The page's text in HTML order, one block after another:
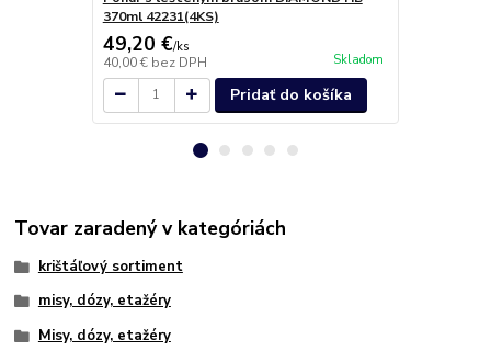
370ml 42231(4KS)
49,20 €/ks
40,00 € bez DPH Skladom
Pridať do košíka
Tovar zaradený v kategóriách
krištáľový sortiment
misy, dózy, etažéry
Misy, dózy, etažéry